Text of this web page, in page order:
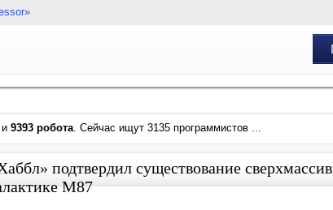
и 9393 робота. Сейчас ищут 3135 программистов ...
подтвердил существование
M87